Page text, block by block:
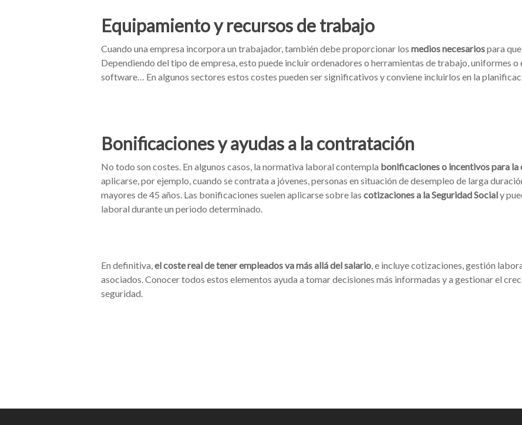
Equipamiento y recursos de trabajo
Cuando una empresa incorpora un trabajador, también debe proporcionar los medios necesariospara
Dependiendo del tipo de empresa, esto puede incluir ordenadores o herramientas de trabajo, uniformes
software… En algunos sectores estos costes pueden ser significativos y conviene incluirlos en la
Bonificaciones y ayudas a la contratación
No todo son costes. En algunos casos, la normativa laboral contempla bonificaciones o incentivos para
aplicarse, por ejemplo, cuando se contrata a jóvenes, personas en situación de desempleo de larga
mayores de 45 años. Las bonificaciones suelen aplicarse sobre las cotizaciones a la Seguridad Socialy
laboral durante un periodo determinado.
En definitiva,el coste real de tener empleados va más allá del salario, e incluye cotizaciones, gestión
asociados. Conocer todos estos elementos ayuda a tomar decisiones más informadas y a gestionar el
seguridad.